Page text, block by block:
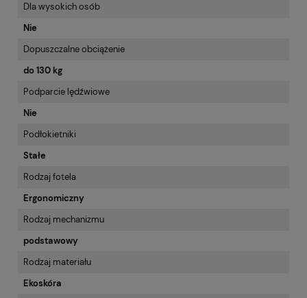
Dla wysokich osób
Nie
Dopuszczalne obciążenie
do 130 kg
Podparcie lędźwiowe
Nie
Podłokietniki
Stałe
Rodzaj fotela
Ergonomiczny
Rodzaj mechanizmu
podstawowy
Rodzaj materiału
Ekoskóra